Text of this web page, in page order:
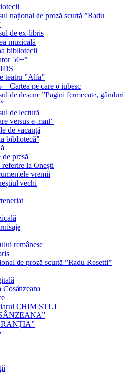
național de proză scurtă ”Radu
de ex-libris
muzicală
bibliotecii
50+”
teatru ”Alfa”
– Cartea pe care o iubesc
de desene ”Pagini fermecate, gânduri
de lectură
versus e-mail”
de vacanță
bibliotecă”
presă
referire la Onești
vremii
vechi
românesc
de proză scurtă ”Radu Rosetti”
Cosânzeana
CHIMISTUL